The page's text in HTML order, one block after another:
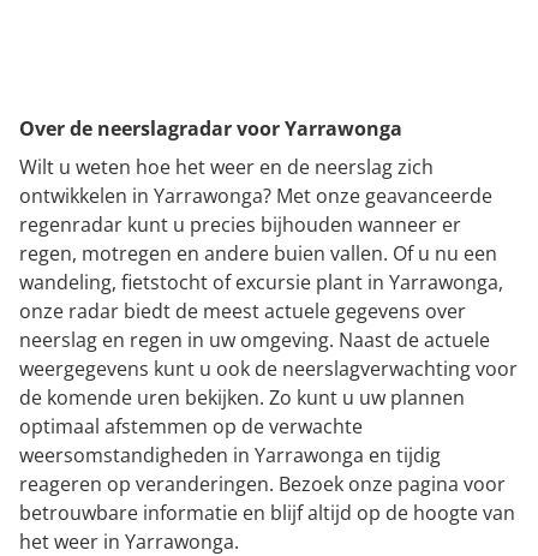
Over de neerslagradar voor Yarrawonga
Wilt u weten hoe het weer en de neerslag zich
ontwikkelen in Yarrawonga? Met onze geavanceerde
regenradar kunt u precies bijhouden wanneer er
regen, motregen en andere buien vallen. Of u nu een
wandeling, fietstocht of excursie plant in Yarrawonga,
onze radar biedt de meest actuele gegevens over
neerslag en regen in uw omgeving. Naast de actuele
weergegevens kunt u ook de neerslagverwachting voor
de komende uren bekijken. Zo kunt u uw plannen
optimaal afstemmen op de verwachte
weersomstandigheden in Yarrawonga en tijdig
reageren op veranderingen. Bezoek onze pagina voor
betrouwbare informatie en blijf altijd op de hoogte van
het weer in Yarrawonga.